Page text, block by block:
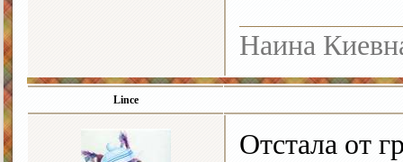
Наина
Lince
Отстала от